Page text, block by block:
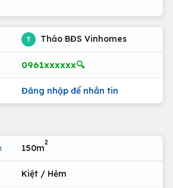
T Thảo BĐS Vinhomes
0961xxxxxx🔍
Đăng nhập để nhắn tin
150m
2
Kiệt / Hẻm